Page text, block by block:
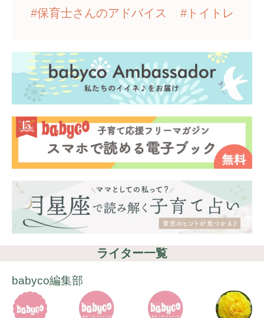
#保育士さんのアドバイス #トイトレ
ライター一覧
babyco編集部